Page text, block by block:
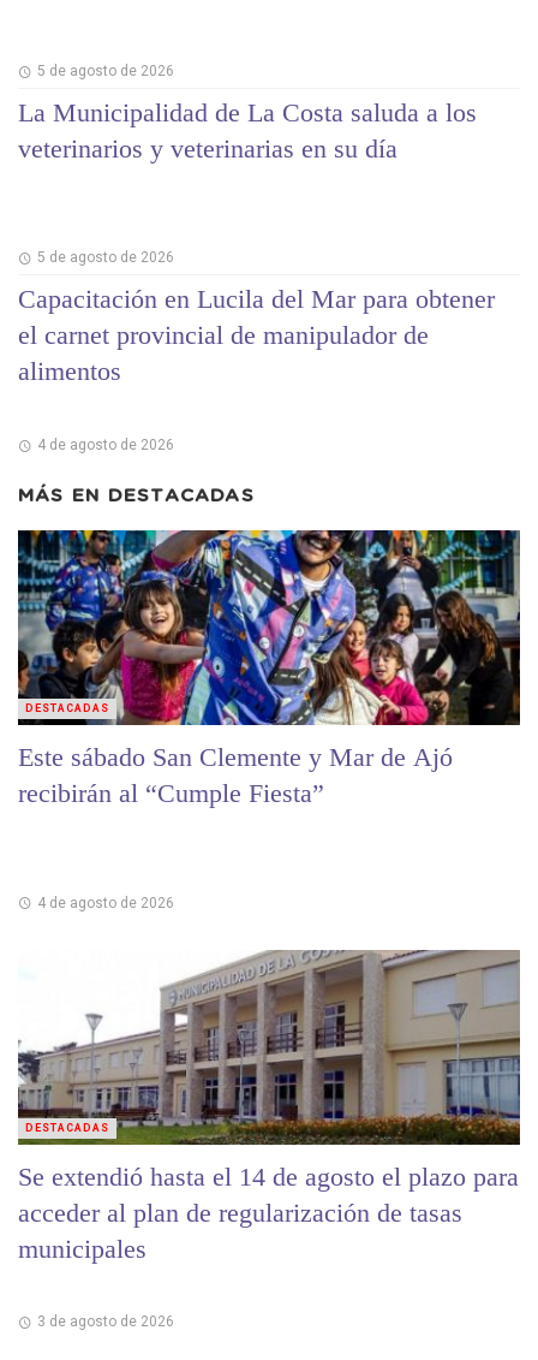
5 de agosto de 2026
La Municipalidad de La Costa saluda a los
veterinarios y veterinarias en su día
5 de agosto de 2026
Capacitación en Lucila del Mar para obtener
el carnet provincial de manipulador de
alimentos
4 de agosto de 2026
MÁS EN DESTACADAS
Este sábado San Clemente y Mar de Ajó
recibirán al “Cumple Fiesta”
4 de agosto de 2026
DESTACADAS
Se extendió hasta el 14 de agosto el plazo para
acceder al plan de regularización de tasas
municipales
3 de agosto de 2026
DESTACADAS